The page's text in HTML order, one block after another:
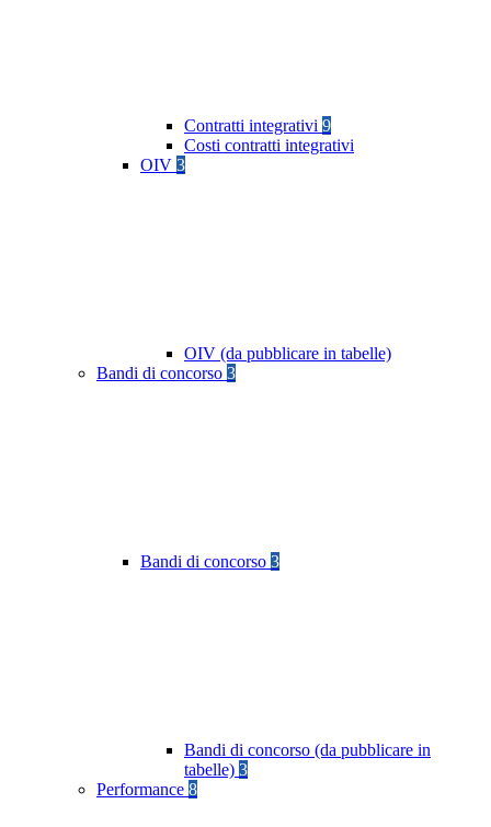
Contratti integrativi 9
Costi contratti integrativi
OIV 3
OIV (da pubblicare in tabelle)
Bandi di concorso 3
Bandi di concorso 3
Bandi di concorso (da pubblicare in
tabelle) 3
Performance 8